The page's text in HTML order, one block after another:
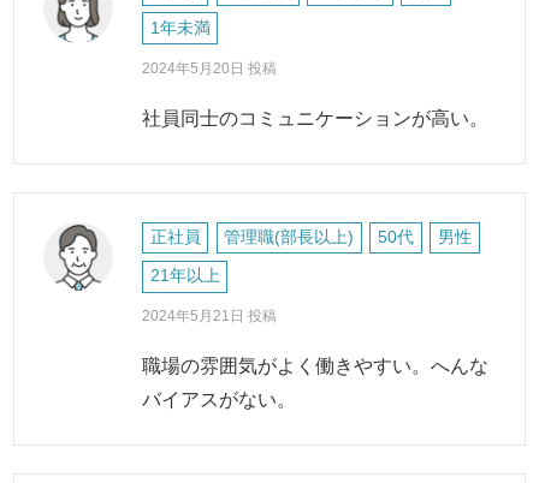
1年未満
2024年5月20日 投稿
社員同士のコミュニケーションが高い。
正社員 管理職(部長以上) 50代 男性
21年以上
2024年5月21日 投稿
職場の雰囲気がよく働きやすい。へんな
バイアスがない。